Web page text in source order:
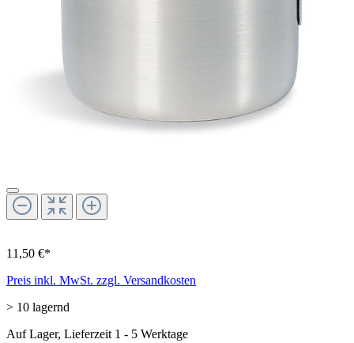
11,50 €*
Preis inkl. MwSt. zzgl. Versandkosten
> 10 lagernd
Auf Lager, Lieferzeit 1 - 5 Werktage